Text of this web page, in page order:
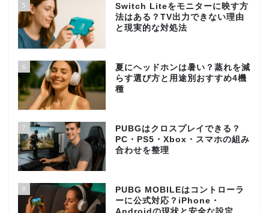
5
Switch Liteをモニターに映す方
法はある？TV出力できない理由
と現実的な対処法
6
夏にヘッドホンは暑い？蒸れを減
らす選び方と用途別おすすめ4機
種
7
PUBGはクロスプレイできる？
PC・PS5・Xbox・スマホの組み
合わせを整理
8
PUBG MOBILEはコントローラ
ーに公式対応？iPhone・